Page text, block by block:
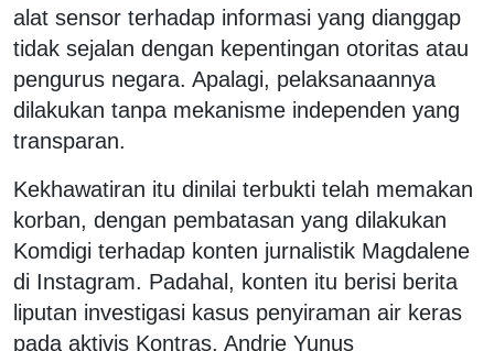
alat sensor terhadap informasi yang dianggap
tidak sejalan dengan kepentingan otoritas atau
pengurus negara. Apalagi, pelaksanaannya
dilakukan tanpa mekanisme independen yang
transparan.
Kekhawatiran itu dinilai terbukti telah memakan
korban, dengan pembatasan yang dilakukan
Komdigi terhadap konten jurnalistik Magdalene
di Instagram. Padahal, konten itu berisi berita
liputan investigasi kasus penyiraman air keras
pada aktivis Kontras, Andrie Yunus